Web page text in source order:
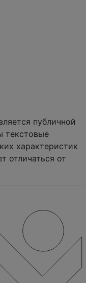
публичной
текстовые
характеристик
отличаться от